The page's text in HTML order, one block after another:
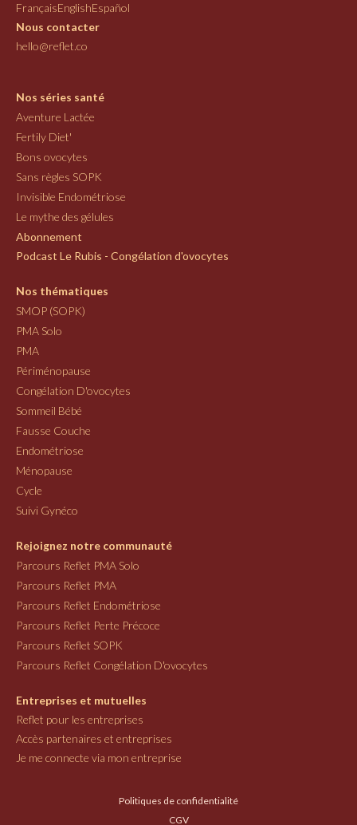
FrançaisEnglishEspañol
Nous contacter
hello@reflet.co
Nos séries santé
Aventure Lactée
Fertily Diet'
Bons ovocytes
Sans règles SOPK
Invisible Endométriose
Le mythe des gélules
Abonnement
Podcast Le Rubis - Congélation d'ovocytes
Nos thématiques
SMOP (SOPK)
PMA Solo
PMA
Périménopause
Congélation D'ovocytes
Sommeil Bébé
Fausse Couche
Endométriose
Ménopause
Cycle
Suivi Gynéco
Rejoignez notre communauté
Parcours Reflet PMA Solo
Parcours Reflet PMA
Parcours Reflet Endométriose
Parcours Reflet Perte Précoce
Parcours Reflet SOPK
Parcours Reflet Congélation D'ovocytes
Entreprises et mutuelles
Reflet pour les entreprises
Accès partenaires et entreprises
Je me connecte via mon entreprise
Politiques de confidentialité
CGV